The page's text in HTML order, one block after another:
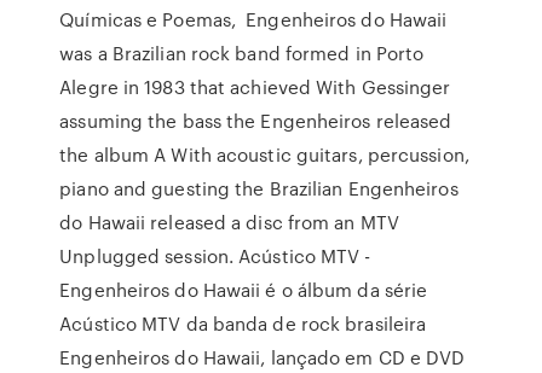
Químicas e Poemas, Engenheiros do Hawaii
was a Brazilian rock band formed in Porto
Alegre in 1983 that achieved With Gessinger
assuming the bass the Engenheiros released
the album A With acoustic guitars, percussion,
piano and guesting the Brazilian Engenheiros
do Hawaii released a disc from an MTV
Unplugged session. Acústico MTV -
Engenheiros do Hawaii é o álbum da série
Acústico MTV da banda de rock brasileira
Engenheiros do Hawaii, lançado em CD e DVD